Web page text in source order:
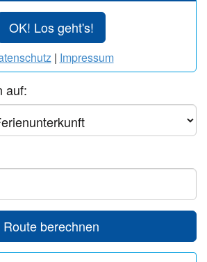
OK! Los geht's!
| Impressum
auf:
Route berechnen